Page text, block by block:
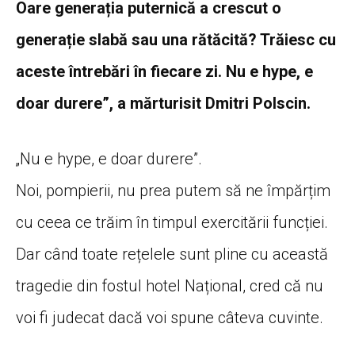
Oare generația puternică a crescut o
generație slabă sau una rătăcită? Trăiesc cu
aceste întrebări în fiecare zi. Nu e hype, e
doar durere”, a mărturisit Dmitri Polscin.
„Nu e hype, e doar durere”.
Noi, pompierii, nu prea putem să ne împărțim
cu ceea ce trăim în timpul exercitării funcției.
Dar când toate rețelele sunt pline cu această
tragedie din fostul hotel Național, cred că nu
voi fi judecat dacă voi spune câteva cuvinte.